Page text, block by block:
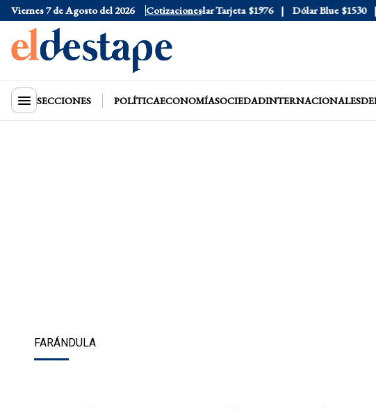
Viernes 7 de Agosto del 2026 Cotizaciones
Dólar Oficial $1520 Dólar Tarjeta $1976 Dólar Blue $1530
SECCIONES POLÍTICAECONOMÍASOCIEDADINTERNACIONALES
FARÁNDULA